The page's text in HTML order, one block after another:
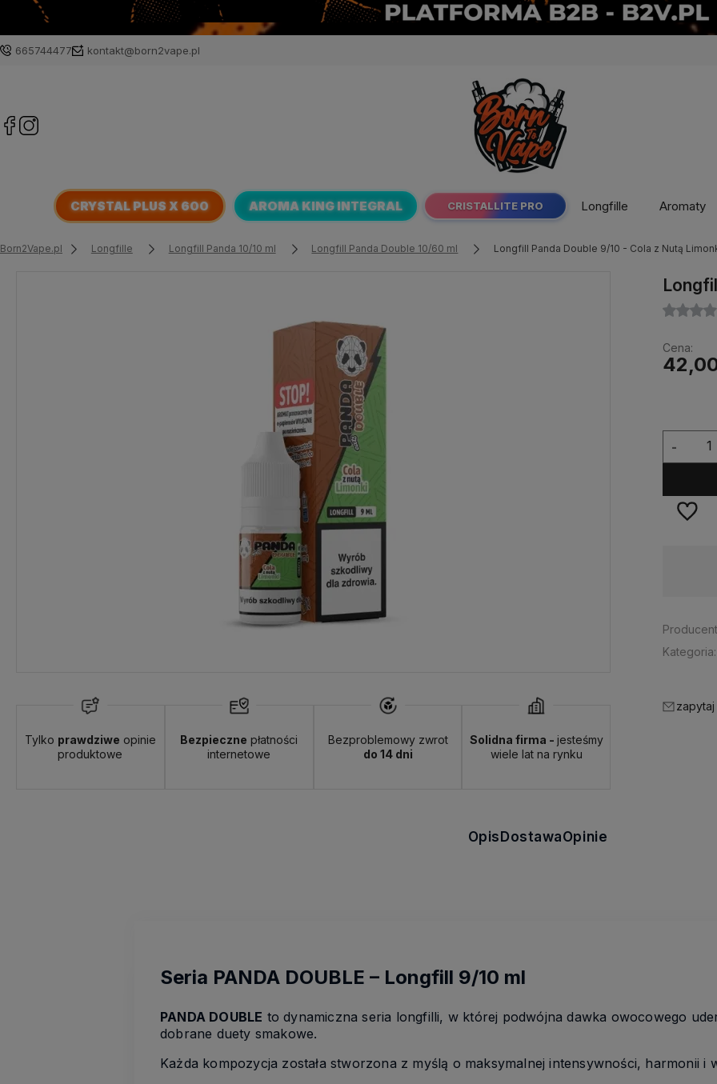
665744477 kontakt@born2vape.pl
CRYSTAL PLUS X 600 AROMA KING INTEGRAL CRISTALLITE PRO Longfille Aromaty
Born2Vape.pl Longfille Longfill Panda 10/10 ml Longfill Panda Double 10/60 ml Longfill Panda Double 9/10 - Cola z Nutą
Tylko prawdziwe opinie
produktowe
Bezpieczne płatności
internetowe
Bezproblemowy zwrot
do 14 dni
Solidna firma - jesteśmy
wiele lat na rynku
Cena:
-
Kategoria:
Opis DostawaOpinie
Seria PANDA DOUBLE – Longfill 9/10 ml
PANDA DOUBLE to dynamiczna seria longfilli, w której podwójna dawka owocowego
dobrane duety smakowe.
Każda kompozycja została stworzona z myślą o maksymalnej intensywności, harmonii i